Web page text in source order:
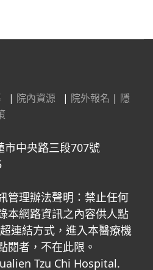
| 院內資源 | 院外報名 | 隱
市中央路三段707號
管理辦法聲明：禁止任何
本網路資訊之內容供人點
連結方式，進入本醫療機
閱者，不在此限。
Tzu Chi Hospital.